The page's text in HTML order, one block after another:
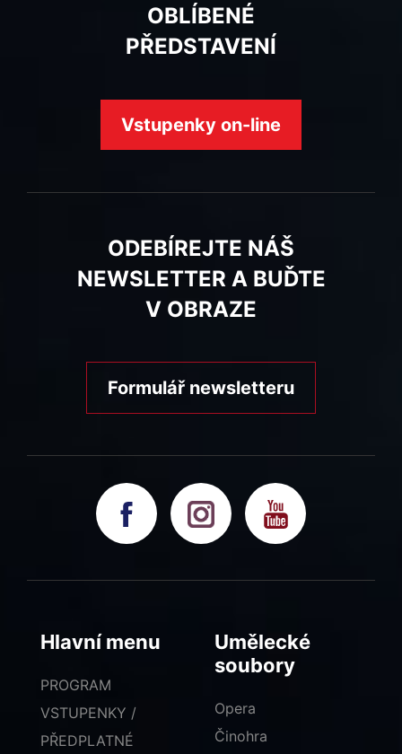
OBLÍBENÉ
PŘEDSTAVENÍ
Vstupenky on-line
ODEBÍREJTE NÁŠ
NEWSLETTER A BUĎTE
V OBRAZE
Formulář newsletteru
Hlavní menu
PROGRAM
VSTUPENKY /
PŘEDPLATNÉ
Umělecké
soubory
Opera
Činohra